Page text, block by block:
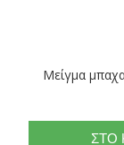
Μείγμα